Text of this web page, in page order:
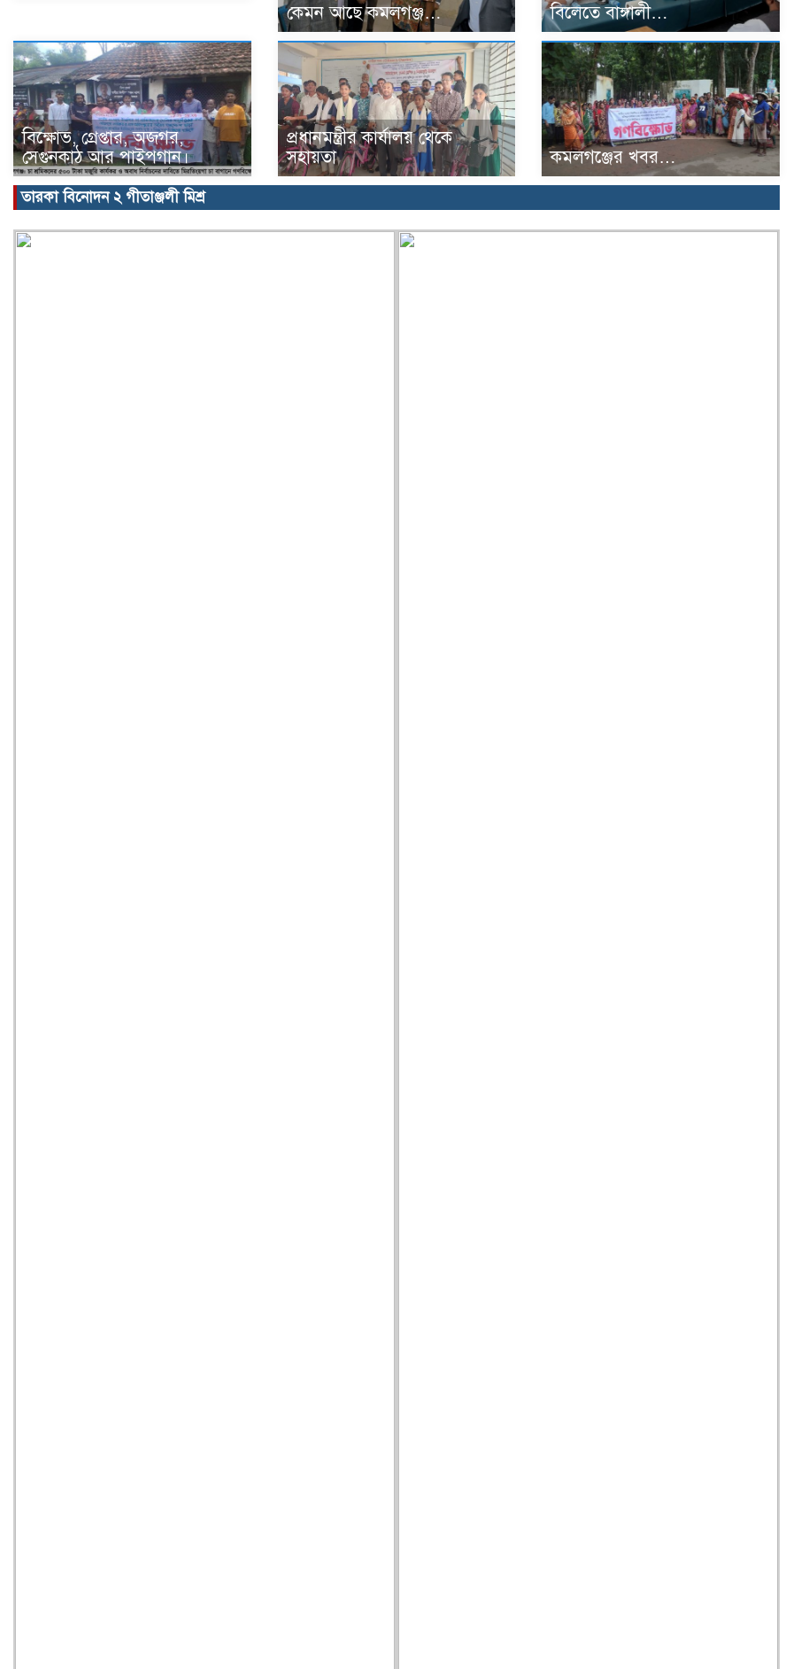
কেমন আছে কমলগঞ্জ…
বিলেতে বাঙ্গালী…
বিক্ষোভ, গ্রেপ্তার, অজগর,
সেগুনকাঠ আর পাইপগান।
প্রধানমন্ত্রীর কার্যালয় থেকে
সহায়তা
কমলগঞ্জের খবর…
তারকা বিনোদন ২ গীতাঞ্জলী মিশ্র